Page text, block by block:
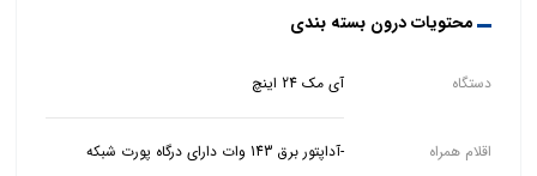
محتویات درون بسته بندی
دستگاه آی مک 24 اینچ
اقلام همراه
-آداپتور برق 143 وات دارای درگاه پورت شبکه